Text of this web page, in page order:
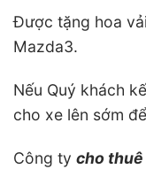
Được tặng hoa
Mazda3.
Nếu Quý khách
cho xe lên sớm
Công ty cho